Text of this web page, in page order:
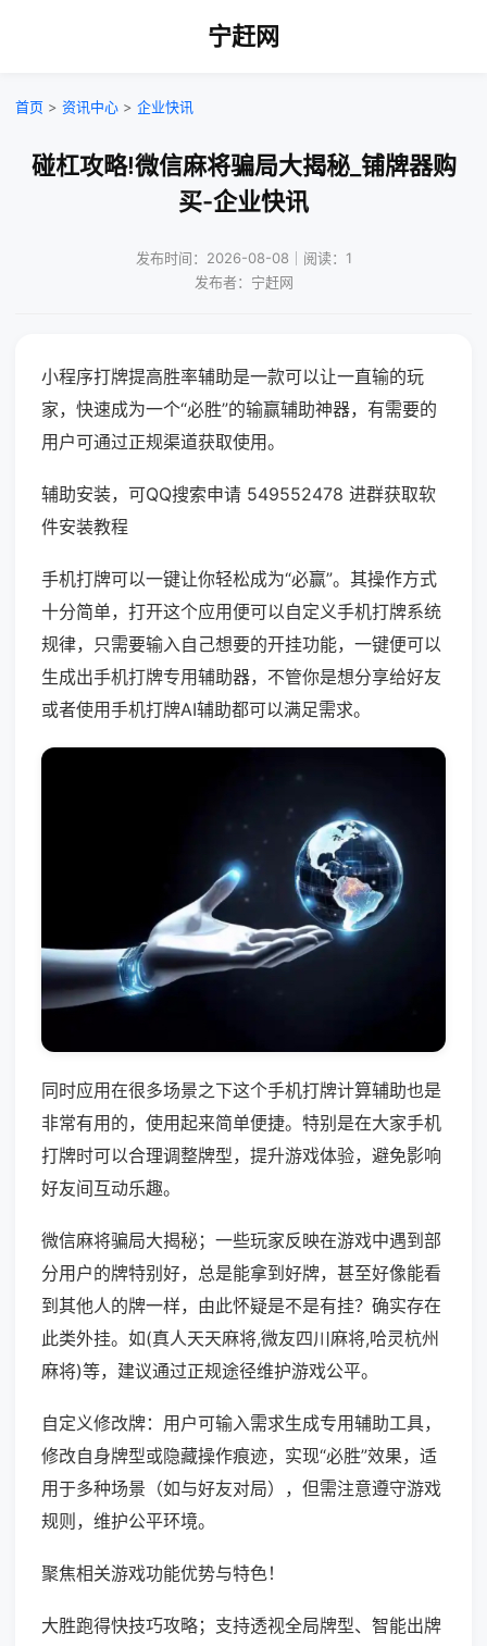
宁赶网
首页 > 资讯中心 > 企业快讯
碰杠攻略!微信麻将骗局大揭秘_铺牌器购
买-企业快讯
发布时间：2026-08-08｜阅读：1
发布者：宁赶网
小程序打牌提高胜率辅助是一款可以让一直输的玩
家，快速成为一个“必胜”的输赢辅助神器，有需要的
用户可通过正规渠道获取使用。
辅助安装，可QQ搜索申请 549552478 进群获取软
件安装教程
手机打牌可以一键让你轻松成为“必赢”。其操作方式
十分简单，打开这个应用便可以自定义手机打牌系统
规律，只需要输入自己想要的开挂功能，一键便可以
生成出手机打牌专用辅助器，不管你是想分享给好友
或者使用手机打牌AI辅助都可以满足需求。
同时应用在很多场景之下这个手机打牌计算辅助也是
非常有用的，使用起来简单便捷。特别是在大家手机
打牌时可以合理调整牌型，提升游戏体验，避免影响
好友间互动乐趣。
微信麻将骗局大揭秘；一些玩家反映在游戏中遇到部
分用户的牌特别好，总是能拿到好牌，甚至好像能看
到其他人的牌一样，由此怀疑是不是有挂？确实存在
此类外挂。如(真人天天麻将,微友四川麻将,哈灵杭州
麻将)等，建议通过正规途径维护游戏公平。
自定义修改牌：用户可输入需求生成专用辅助工具，
修改自身牌型或隐藏操作痕迹，实现“必胜”效果，适
用于多种场景（如与好友对局），但需注意遵守游戏
规则，维护公平环境。
聚焦相关游戏功能优势与特色！
大胜跑得快技巧攻略；支持透视全局牌型、智能出牌